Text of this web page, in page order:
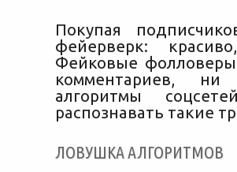
Покупая
фейерверк:
Фейковые
комментариев,
алгоритмы
распознавать такие
ЛОВУШКА АЛГОРИТМОВ